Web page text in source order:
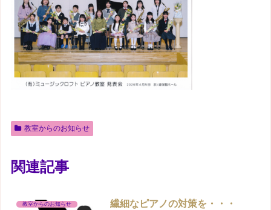
教室からのお知らせ
関連記事
教室からのお知らせ 繊細なピアノの対策を・・・